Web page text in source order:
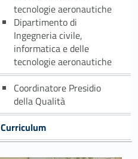
tecnologie aeronautiche
Dipartimento di
Ingegneria civile,
informatica e delle
tecnologie aeronautiche
Coordinatore Presidio
della Qualità
Curriculum